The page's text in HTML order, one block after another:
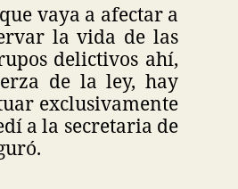
vaya a afectar a
la vida de las
delictivos ahí,
de la ley, hay
exclusivamente
a la secretaria de